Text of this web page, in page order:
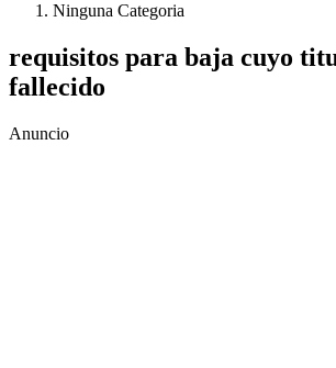
Ninguna Categoria
requisitos para baja cuyo
fallecido
Anuncio